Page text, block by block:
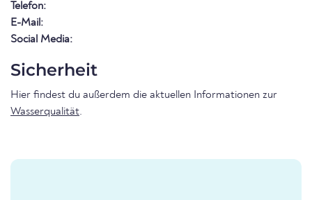
Telefon:
E-Mail:
Social Media:
Sicherheit
Hier findest du außerdem die aktuellen Informationen zur
Wasserqualität.